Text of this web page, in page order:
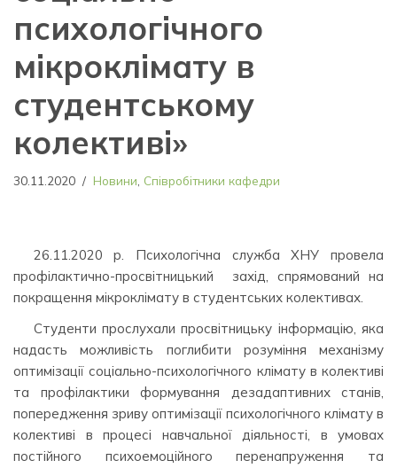
психологічного
мікроклімату в
студентському
колективі»
30.11.2020 Новини Співробітники кафедри
26.11.2020 р. Психологічна служба ХНУ провела
профілактично-просвітницький захід, спрямований на
покращення мікроклімату в студентських колективах.
Студенти прослухали просвітницьку інформацію, яка
надасть можливість поглибити розуміння механізму
оптимізації соціально-психологічного клімату в колективі
та профілактики формування дезадаптивних станів,
попередження зриву оптимізації психологічного клімату в
колективі в процесі навчальної діяльності, в умовах
постійного психоемоційного перенапруження та